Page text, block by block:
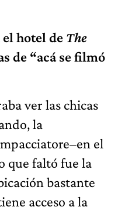
hotel de The
de “acá se filmó
ver las chicas
la
el
que faltó fue la
bastante
acceso a la